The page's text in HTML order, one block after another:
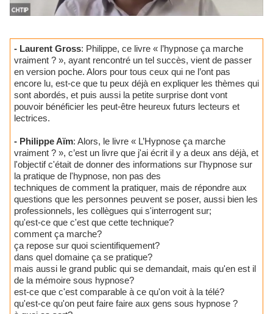
- Laurent Gross: Philippe, ce livre « l’hypnose ça marche
vraiment ? », ayant rencontré un tel succès, vient de passer
en version poche. Alors pour tous ceux qui ne l’ont pas
encore lu, est-ce que tu peux déjà en expliquer les thèmes qui
sont abordés, et puis aussi la petite surprise dont vont
pouvoir bénéficier les peut-être heureux futurs lecteurs et
lectrices.
- Philippe Aïm: Alors, le livre « L’Hypnose ça marche
vraiment ? », c’est un livre que j'ai écrit il y a deux ans déjà, et
l'objectif c'était de donner des informations sur l'hypnose sur
la pratique de l'hypnose, non pas des
techniques de comment la pratiquer, mais de répondre aux
questions que les personnes peuvent se poser, aussi bien les
professionnels, les collègues qui s'interrogent sur;
qu'est-ce que c'est que cette technique?
comment ça marche?
ça repose sur quoi scientifiquement?
dans quel domaine ça se pratique?
mais aussi le grand public qui se demandait, mais qu'en est il
de la mémoire sous hypnose?
est-ce que c'est comparable à ce qu'on voit à la télé?
qu'est-ce qu'on peut faire faire aux gens sous hypnose ?